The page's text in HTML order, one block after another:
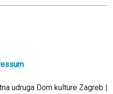
udruga Dom kulture Zagreb |